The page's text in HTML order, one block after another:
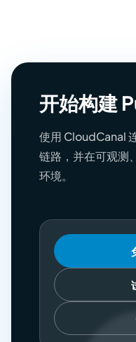
开始构建
使用 CloudCanal
链路，并在可观测
环境。